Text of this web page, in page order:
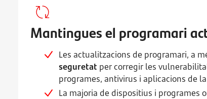
Mantingues el programari
Les actualitzacions de programari, a
seguretat per corregir les
programes, antivirus i aplicacions de
La majoria de dispositius i programes